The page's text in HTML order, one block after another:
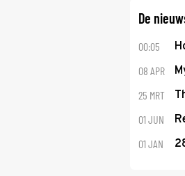
De
00:05
08 APR
25 MRT
01 JUN
01 JAN